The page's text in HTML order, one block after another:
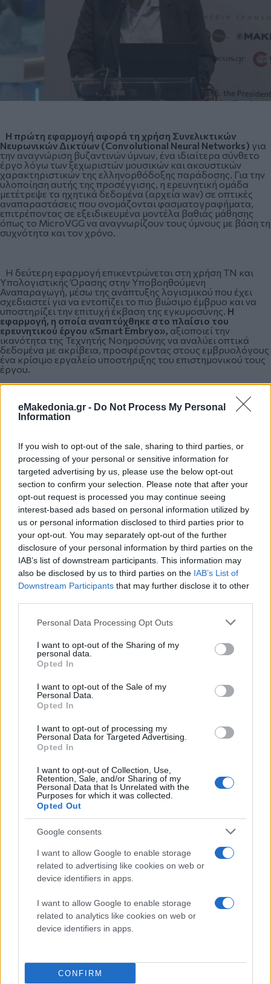
eMakedonia.gr - Do Not Process My Personal
Information
If you wish to opt-out of the sale, sharing to third parties, or
processing of your personal or sensitive information for
targeted advertising by us, please use the below opt-out
section to confirm your selection. Please note that after your
opt-out request is processed you may continue seeing
interest-based ads based on personal information utilized by
us or personal information disclosed to third parties prior to
your opt-out. You may separately opt-out of the further
disclosure of your personal information by third parties on the
IAB’s list of downstream participants. This information may
also be disclosed by us to third parties on the IAB’s List of
Downstream Participants that may further disclose it to other
Please note that this website/app uses one or more Google
not limited to your visit or usage behaviour. You may click to
grant or deny consent to Google and its third-party tags to
use your data for below specified purposes in below Google
consent section.
Personal Data Processing Opt Outs
I want to opt-out of the Sharing of my
personal data.
Opted In
I want to opt-out of the Sale of my
Personal Data.
Opted In
I want to opt-out of processing my
Personal Data for Targeted Advertising.
Opted In
I want to opt-out of Collection, Use,
Retention, Sale, and/or Sharing of my
Personal Data that Is Unrelated with the
Purposes for which it was collected.
Opted Out
Google consents
I want to allow Google to enable storage
related to advertising like cookies on web or
device identifiers in apps.
I want to allow Google to enable storage
related to analytics like cookies on web or
device identifiers in apps.
CONFIRM
Η πρώτη εφαρμογή αφορά τη χρήση Συνελικτικών
Νευρωνικών Δικτύων (Convolutional Neural Networks) για
την αναγνώριση βυζαντινών ύμνων, ένα ιδιαίτερα σύνθετο
έργο λόγω των ξεχωριστών μουσικών και ακουστικών
χαρακτηριστικών της ελληνορθόδοξης παράδοσης. Για την
υλοποίηση αυτής της προσέγγισης, η ερευνητική ομάδα
μετέτρεψε τα ηχητικά δεδομένα (αρχεία wav) σε οπτικές
αναπαραστάσεις που ονομάζονται φασματογραφήματα,
επιτρέποντας σε εξειδικευμένα μοντέλα βαθιάς μάθησης
όπως το MicroVGG να αναγνωρίζουν τους ύμνους με βάση τη
συχνότητα και τον χρόνο.
Η δεύτερη εφαρμογή επικεντρώνεται στη χρήση ΤΝ και
Υπολογιστικής Όρασης στην Υποβοηθούμενη
Αναπαραγωγή, μέσω της ανάπτυξης λογισμικού που έχει
σχεδιαστεί για να εντοπίζει το πιο βιώσιμο έμβρυο και να
υποστηρίζει την επιτυχή έκβαση της εγκυμοσύνης. Η
εφαρμογή, η οποία αναπτύχθηκε στο πλαίσιο του
ερευνητικού έργου «Smart Embryo», αξιοποιεί την
ικανότητα της Τεχνητής Νοημοσύνης να αναλύει οπτικά
δεδομένα με ακρίβεια, προσφέροντας στους εμβρυολόγους
ένα κρίσιμο εργαλείο υποστήριξης του επιστημονικού τους
έργου.
Στην παγκόσμια πρωτοπορία των νανοεπιστημών
Ο ιδρυτής και πρόεδρος του Συνδέσμου HOPE-A,
καθηγητής Φυσικής Στέργιος Λογοθετίδηςανέδειξε την
πορεία 25 ετών που οδήγησε τη Θεσσαλονίκη στην
παγκόσμια πρωτοπορία των νανοεπιστημών. Όπως
επισήμανε, το Αριστοτέλειο Πανεπιστήμιο Θεσσαλονίκης,
μέσω του Εργαστηρίου Νανοτεχνολογίας LTFN που
λειτουργεί από το 1991 και του Κέντρου Αριστείας COPE-
Nano, κατάφερε να μετατρέψει την επιστημονική αριστεία
σε εφαρμοσμένη καινοτομία.
Ο κ. Λογοθετίδης μίλησε για το πρώτο παγκοσμίως
εργοστάσιο μαζικής παραγωγής εύκαμπτων και
οργανικών φωτοβολταϊκών (OPVs) τρίτης γενιάς
γίνεται βιομηχανική παραγωγή εύκαμπτων, ημιδιαφανών
οργανικών φωτοβολταϊκών και άλλων ηλεκτρονικών
διατάξεων χωρίς την ανάγκη για πολύ ακριβές
εγκαταστάσεις «καθαρών χώρων», μειώνοντας έτσι το
κόστος παραγωγής έως και δέκα φορές.
Όπως υπογράμμισε ο καθηγητής, ένα ολοκληρωμένο
οικοσύστημα, που περιλαμβάνει περισσότερους από 750
οργανισμούς παγκοσμίως μέσω του δικτύου NANONET,
αποτελεί τη βάση του Διεθνούς Κόμβου Νανοτεχνολογίας
Θεσσαλονίκης, ο οποίος συνδέει την έρευνα με τη
νέα γενιά ελαφριών και βιώσιμων συσκευών για την
ενέργεια, την υγεία (αισθητήρες, νανοϊατρική) και τις
ψηφιακές τεχνολογίες. «Η ενσωμάτωση της
αυτοματοποίησης, της Τεχνητής Νοημοσύνης, της
οικοσύστημα ως θεμελιώδες πρότυπο για τα μελλοντικά
παραδείγματα εργοστασίων ΤΝ. Η σύγκλιση της
νανοτεχνολογίας, των οργανικών ηλεκτρονικών και της